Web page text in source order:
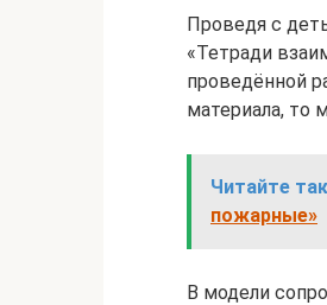
Проведя с
«Тетради
проведённой
материала, то
Читайте
пожарные»
В модели